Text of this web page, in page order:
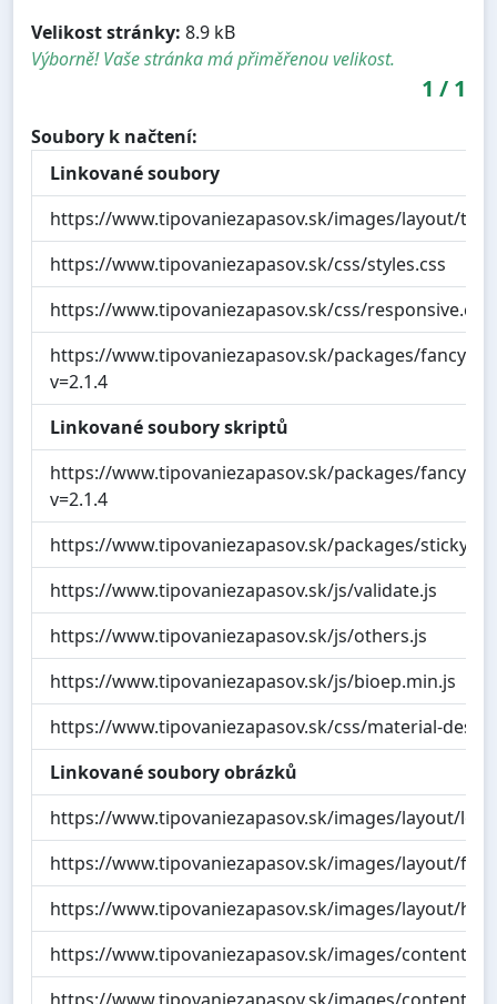
Velikost stránky: 8.9 kB
Výborně! Vaše stránka má přiměřenou velikost.
1 / 1
Soubory k načtení:
Linkované soubory
https://www.tipovaniezapasov.sk/images/layout/tz-
https://www.tipovaniezapasov.sk/css/styles.css
https://www.tipovaniezapasov.sk/css/responsive.css
https://www.tipovaniezapasov.sk/packages/
v=2.1.4
Linkované soubory skriptů
https://www.tipovaniezapasov.sk/packages/
v=2.1.4
https://www.tipovaniezapasov.sk/packages/sticky/
https://www.tipovaniezapasov.sk/js/validate.js
https://www.tipovaniezapasov.sk/js/others.js
https://www.tipovaniezapasov.sk/js/bioep.min.js
https://www.tipovaniezapasov.sk/css/material-
Linkované soubory obrázků
https://www.tipovaniezapasov.sk/images/layout/
https://www.tipovaniezapasov.sk/images/layout/
https://www.tipovaniezapasov.sk/images/layout/
https://www.tipovaniezapasov.sk/images/content/